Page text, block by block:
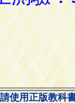
使用正版教科